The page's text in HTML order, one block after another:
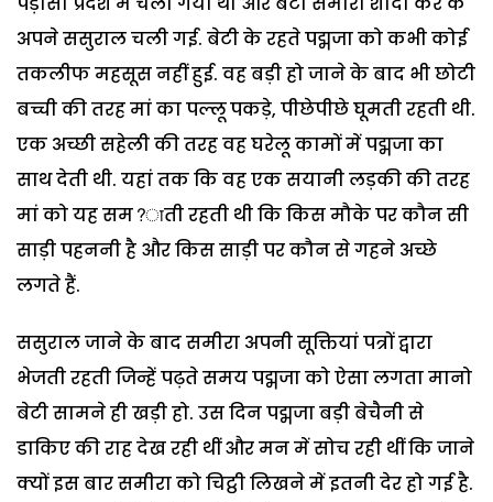
अपने ससुराल चली गई. बेटी के रहते पद्मजा को कभी कोई
तकलीफ महसूस नहीं हुई. वह बड़ी हो जाने के बाद भी छोटी
बच्ची की तरह मां का पल्लू पकड़े, पीछेपीछे घूमती रहती थी.
एक अच्छी सहेली की तरह वह घरेलू कामों में पद्मजा का
साथ देती थी. यहां तक कि वह एक सयानी लड़की की तरह
मां को यह सम?ाती रहती थी कि किस मौके पर कौन सी
साड़ी पहननी है और किस साड़ी पर कौन से गहने अच्छे
लगते हैं.
ससुराल जाने के बाद समीरा अपनी सूक्तियां पत्रों द्वारा
भेजती रहती जिन्हें पढ़ते समय पद्मजा को ऐसा लगता मानो
बेटी सामने ही खड़ी हो. उस दिन पद्मजा बड़ी बेचैनी से
डाकिए की राह देख रही थीं और मन में सोच रही थीं कि जाने
क्यों इस बार समीरा को चिट्ठी लिखने में इतनी देर हो गई है.